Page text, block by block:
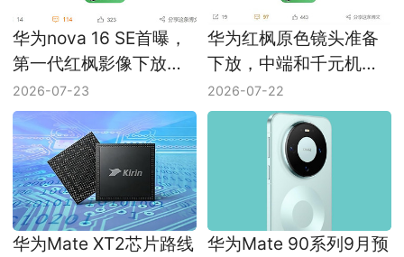
华为nova 16 SE首曝，
第一代红枫影像下放到
2K档
2026-07-23
华为红枫原色镜头准备
下放，中端和千元机都
要跟进
2026-07-22
华为Mate XT2芯片路线
华为Mate 90系列9月预